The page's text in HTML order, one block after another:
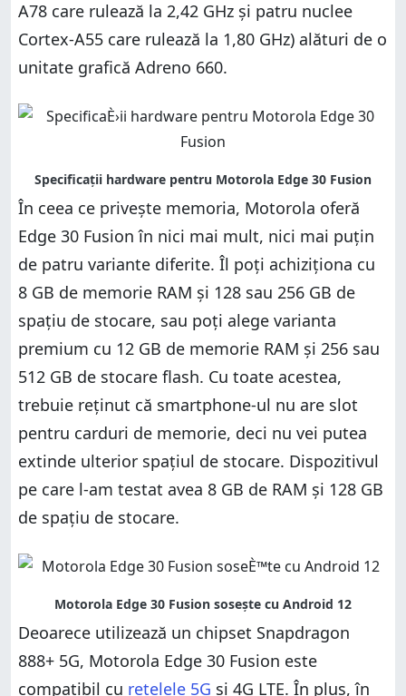
A78 care rulează la 2,42 GHz și patru nuclee
Cortex-A55 care rulează la 1,80 GHz) alături de o
unitate grafică Adreno 660.
În ceea ce privește memoria, Motorola oferă
Edge 30 Fusion în nici mai mult, nici mai puțin
de patru variante diferite. Îl poți achiziționa cu
8 GB de memorie RAM și 128 sau 256 GB de
spațiu de stocare, sau poți alege varianta
premium cu 12 GB de memorie RAM și 256 sau
512 GB de stocare flash. Cu toate acestea,
trebuie reținut că smartphone-ul nu are slot
pentru carduri de memorie, deci nu vei putea
extinde ulterior spațiul de stocare. Dispozitivul
pe care l-am testat avea 8 GB de RAM și 128 GB
de spațiu de stocare.
Deoarece utilizează un chipset Snapdragon
888+ 5G, Motorola Edge 30 Fusion este
compatibil cu rețelele 5G și 4G LTE. În plus, în